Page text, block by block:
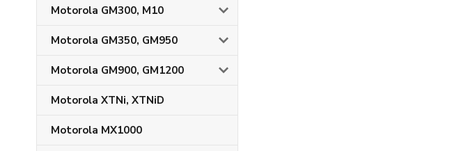
Motorola GM300, M10
Motorola GM350, GM950
Motorola GM900, GM1200
Motorola XTNi, XTNiD
Motorola MX1000